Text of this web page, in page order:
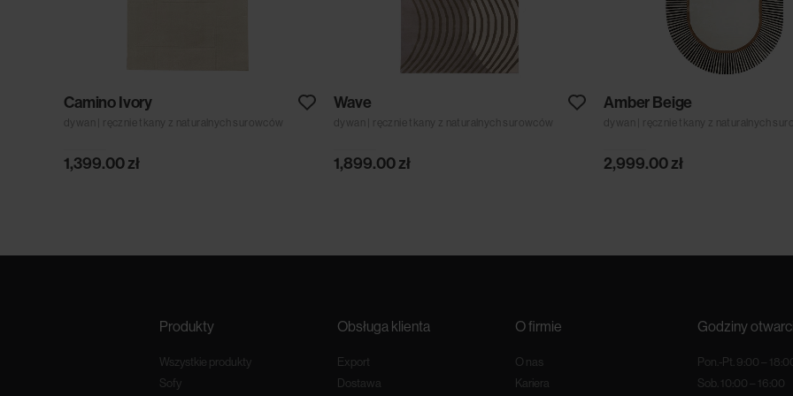
Camino Ivory
dywan | ręcznie tkany z naturalnych surowców
1,399.00zł
Wave
dywan | ręcznie tkany z naturalnych surowców
1,899.00zł
Amber Beige
dywan | ręcznie tkany z naturalnych
2,999.00zł
Produkty
Wszystkie produkty
Sofy
Obsługa klienta
Export
Dostawa
O firmie
O nas
Kariera
Godziny
Pon.-Pt. 9:00 –
Sob. 10:00 – 16:00